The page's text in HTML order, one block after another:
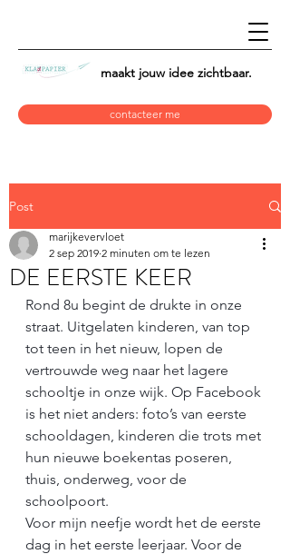
maakt jouw idee zichtbaar.
contacteer me
Post
DE EERSTE KEER
marijkevervloet
2 sep 2019 2 minuten om te lezen
Rond 8u begint de drukte in onze
straat. Uitgelaten kinderen, van top
tot teen in het nieuw, lopen de
vertrouwde weg naar het lagere
schooltje in onze wijk. Op Facebook
is het niet anders: foto’s van eerste
schooldagen, kinderen die trots met
hun nieuwe boekentas poseren,
thuis, onderweg, voor de
schoolpoort.
Voor mijn neefje wordt het de eerste
dag in het eerste leerjaar. Voor de